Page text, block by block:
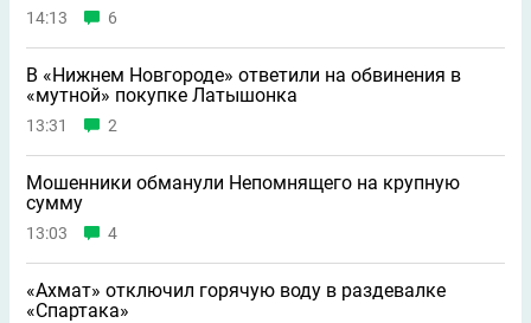
14:13 6
В «Нижнем Новгороде» ответили на обвинения в
«мутной» покупке Латышонка
13:31 2
Мошенники обманули Непомнящего на крупную
сумму
13:03 4
«Ахмат» отключил горячую воду в раздевалке
«Спартака»